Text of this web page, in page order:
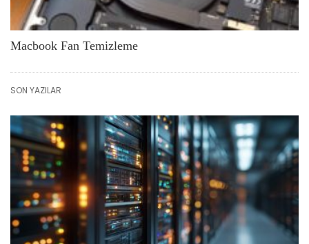
Macbook Fan Temizleme
SON YAZILAR